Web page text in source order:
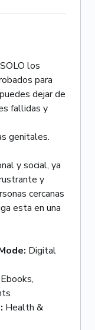
los
para
dejar de
fallidas y
genitales.
y social, ya
y
cercanas
esta en una
: Digital
Ebooks,
: Health &